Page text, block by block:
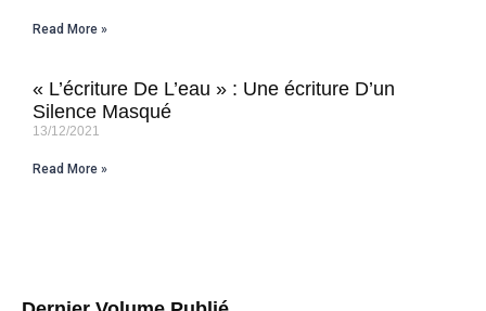
Read More »
« L’écriture De L’eau » : Une écriture D’un
Silence Masqué
13/12/2021
Read More »